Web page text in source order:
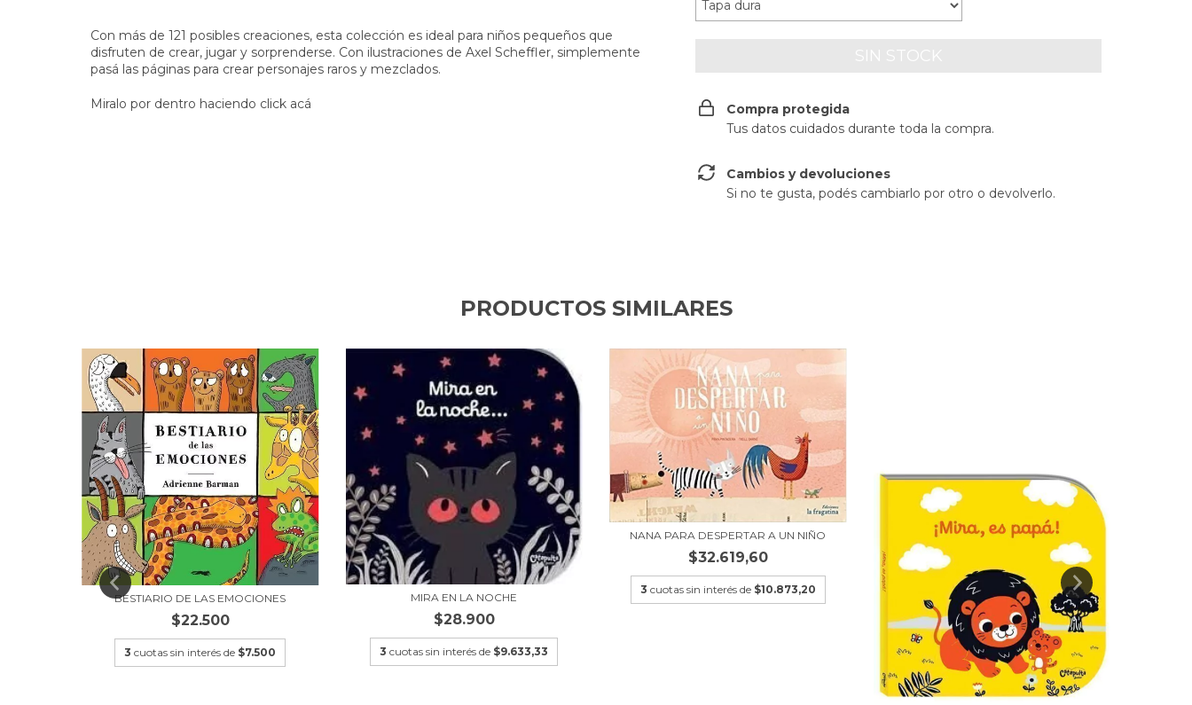
Con más de 121 posibles creaciones, esta colección es ideal para niños pequeños que
disfruten de crear, jugar y sorprenderse. Con ilustraciones de Axel Scheffler, simplemente
pasá las páginas para crear personajes raros y mezclados.
Miralo por dentro haciendo click acá
Compra protegida
Tus datos cuidados durante toda la compra.
Cambios y devoluciones
Si no te gusta, podés cambiarlo por otro o devolverlo.
PRODUCTOS SIMILARES
BESTIARIO DE LAS EMOCIONES
$22.500
3 cuotas sin interés de $7.500
MIRA EN LA NOCHE
$28.900
3 cuotas sin interés de $9.633,33
NANA PARA DESPERTAR A UN NIÑO
$32.619,60
3 cuotas sin interés de $10.873,20